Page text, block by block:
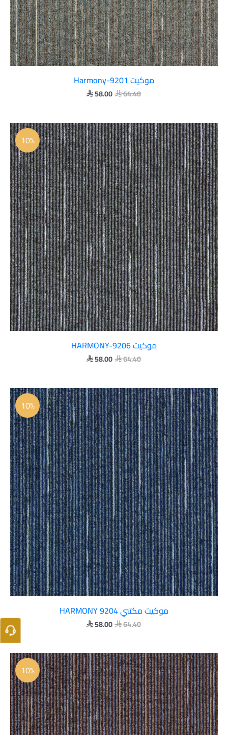
موكيت Harmony-9201
64.40
58.00
10%
موكيت HARMONY-9206
64.40
السعر
الأصلي
هو:
 64.40.
58.00
السعر
الحالي
هو:
 58.00.
10%
موكيت مكتبي HARMONY 9204
64.40
السعر
الأصلي
هو:
 64.40.
58.00
السعر
الحالي
هو:
 58.00.
10%
السعر
الأصلي
هو:
 64.40.
السعر
الحالي
هو:
 58.00.